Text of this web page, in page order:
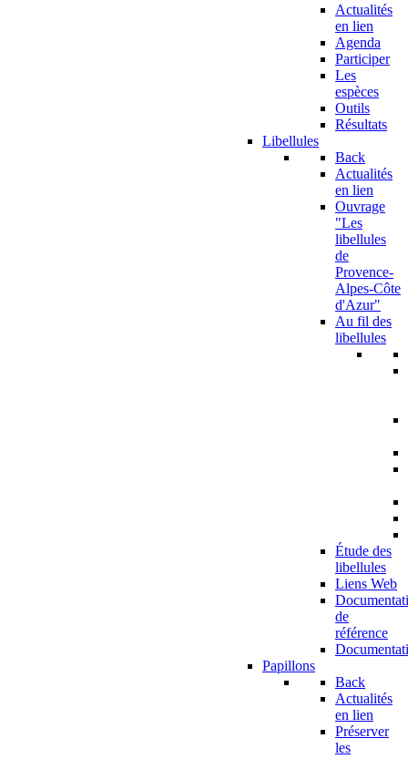
Actualités
en lien
Agenda
Participer
Les
espèces
Outils
Résultats
Libellules
Back
Actualités
en lien
Ouvrage
"Les
libellules
de
Provence-
Alpes-Côte
d'Azur"
Au fil des
libellules
Étude des
libellules
Liens Web
de
référence
Papillons
Back
Actualités
en lien
Préserver
les